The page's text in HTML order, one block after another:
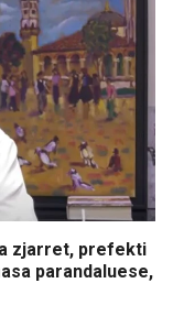
zjarret, prefekti
parandaluese,